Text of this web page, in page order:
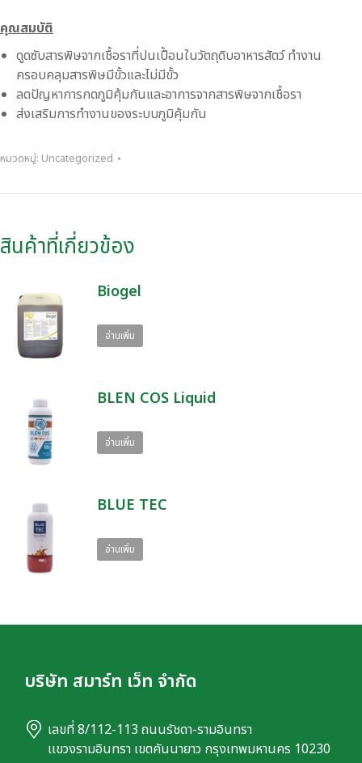
คุณสมบัติ
ดูดซับสารพิษจากเชื้อราที่ปนเปื้อนในวัตถุดิบอาหารสัตว์ ทำงาน
ครอบคลุมสารพิษมีขั้วและไม่มีขั้ว
ลดปัญหาการกดภูมิคุ้มกันและอาการจากสารพิษจากเชื้อรา
ส่งเสริมการทำงานของระบบภูมิคุ้มกัน
หมวดหมู่: Uncategorized
สินค้าที่เกี่ยวข้อง
Biogel
อ่านเพิ่ม
BLEN COS Liquid
อ่านเพิ่ม
BLUE TEC
อ่านเพิ่ม
บริษัท สมาร์ท เว็ท จำกัด
เลขที่ 8/112-113 ถนนรัชดา-รามอินทรา
เเขวงรามอินทรา เขตคันนายาว กรุงเทพมหานคร 10230